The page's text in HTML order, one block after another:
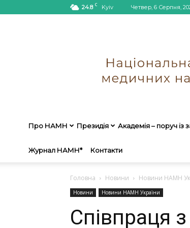
24.8 C Kyiv Четвер, 6 Серпня,
Про НАМН Президія Академія – поруч із
Журнал НАМН* Контакти
Головна Новини Новини НАМН
Новини Новини НАМН України
Співпраця